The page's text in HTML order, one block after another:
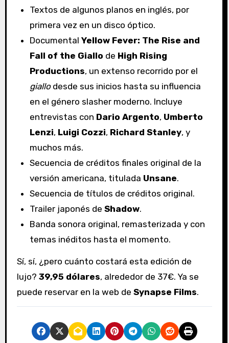
Textos de algunos planos en inglés, por
primera vez en un disco óptico.
DocumentalYellow Fever: The Rise and
Fall of the Giallo de High Rising
Productions, un extenso recorrido por el
giallodesde sus inicios hasta su influencia
en el género slasher moderno. Incluye
entrevistas con Dario Argento, Umberto
Lenzi, Luigi Cozzi, Richard Stanley, y
muchos más.
Secuencia de créditos finales original de la
versión americana, titulada Unsane.
Secuencia de títulos de créditos original.
Trailer japonés deShadow.
Banda sonora original, remasterizada y con
temas inéditos hasta el momento.
Sí, sí, ¿pero cuánto costará esta edición de
lujo? 39,95 dólares, alrededor de 37€. Ya se
puede reservar en la web de Synapse Films.